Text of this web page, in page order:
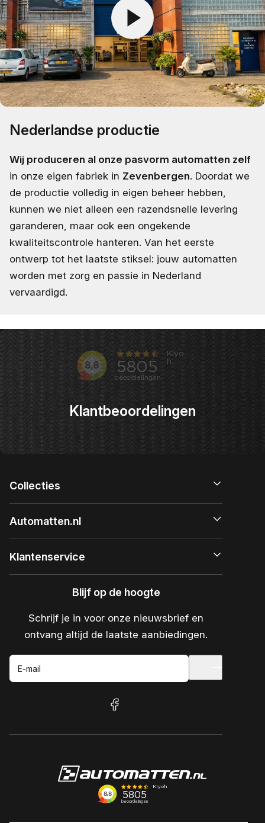
Nederlandse productie
Wij produceren al onze pasvorm automatten zelf
in onze eigen fabriek in Zevenbergen. Doordat we
de productie volledig in eigen beheer hebben,
kunnen we niet alleen een razendsnelle levering
garanderen, maar ook een ongekende
kwaliteitscontrole hanteren. Van het eerste
ontwerp tot het laatste stiksel: jouw automatten
worden met zorg en passie in Nederland
vervaardigd.
Klantbeoordelingen
Collecties
Automatten.nl
Klantenservice
Blijf op de hoogte
Schrijf je in voor onze nieuwsbrief en
ontvang altijd de laatste aanbiedingen.
E-mail
facebook